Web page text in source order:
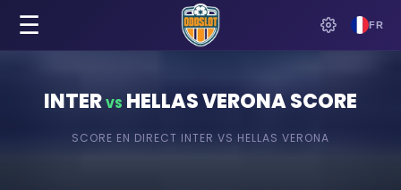
FR
☰
INTER VS HELLAS VERONASCORE
SCORE EN DIRECT INTER VS HELLAS VERONA